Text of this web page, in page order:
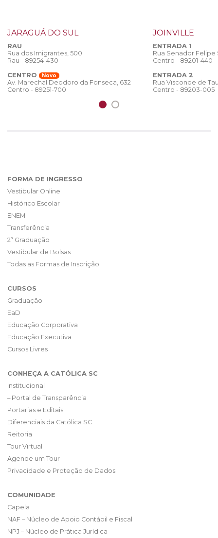
JARAGUÁ DO SUL
RAU
Rua dos Imigrantes, 500
Rau - 89254-430
CENTRO
Novo
Av. Marechal Deodoro da Fonseca, 632
Centro - 89251-700
JOINVILLE
ENTRADA 1
Rua Senador
Centro - 89201-440
ENTRADA 2
Rua Visconde de
Centro - 89203-005
FORMA DE INGRESSO
Vestibular Online
Histórico Escolar
ENEM
Transferência
2ª Graduação
Vestibular de Bolsas
Todas as Formas de Inscrição
CURSOS
Graduação
EaD
Educação Corporativa
Educação Executiva
Cursos Livres
CONHEÇA A CATÓLICA SC
Institucional
– Portal de Transparência
Portarias e Editais
Diferenciais da Católica SC
Reitoria
Tour Virtual
Agende um Tour
Privacidade e Proteção de Dados
COMUNIDADE
Capela
NAF – Núcleo de Apoio Contábil e Fiscal
NPJ – Núcleo de Prática Jurídica